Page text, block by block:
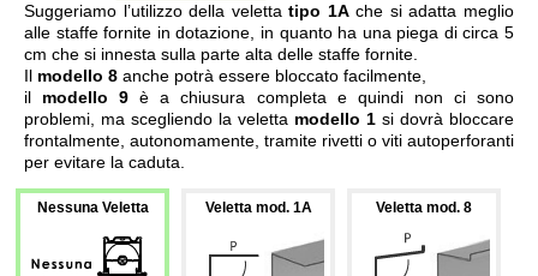
Suggeriamo l’utilizzo della velettatipo 1Ache si adatta meglio
alle staffe fornite in dotazione, in quanto ha una piega di circa 5
cm che si innesta sulla parte alta delle staffe fornite.
Il modello 8 anche potrà essere bloccato facilmente,
il modello 9 è a chiusura completa e quindi non ci sono
problemi, ma scegliendo la veletta modello 1 si dovrà bloccare
frontalmente, autonomamente, tramite rivetti o viti autoperforanti
per evitare la caduta.
Nessuna Veletta Veletta mod. 1A Veletta mod. 8